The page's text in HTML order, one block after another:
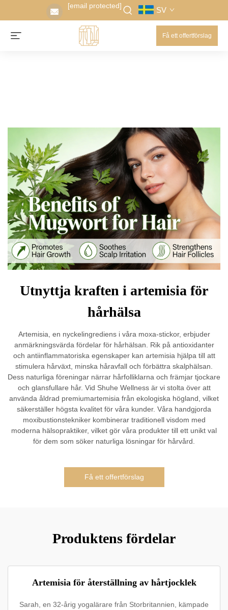
[email protected] SV
Få ett offertförslag
Utnyttja kraften i artemisia för
hårhälsa
Artemisia, en nyckelingrediens i våra moxa-stickor, erbjuder
anmärkningsvärda fördelar för hårhälsan. Rik på antioxidanter
och antiinflammatoriska egenskaper kan artemisia hjälpa till att
stimulera hårväxt, minska håravfall och förbättra skalphälsan.
Dess naturliga föreningar närrar hårfolliklarna och främjar tjockare
och glansfullare hår. Vid Shuhe Wellness är vi stolta över att
använda åldrad premiumartemisia från ekologiska högland, vilket
säkerställer högsta kvalitet för våra kunder. Våra handgjorda
moxibustionstekniker kombinerar traditionell visdom med
moderna hälsopraktiker, vilket gör våra produkter till ett unikt val
för dem som söker naturliga lösningar för hårvård.
Få ett offertförslag
Produktens fördelar
Artemisia för återställning av hårtjocklek
Sarah, en 32-årig yogalärare från Storbritannien, kämpade